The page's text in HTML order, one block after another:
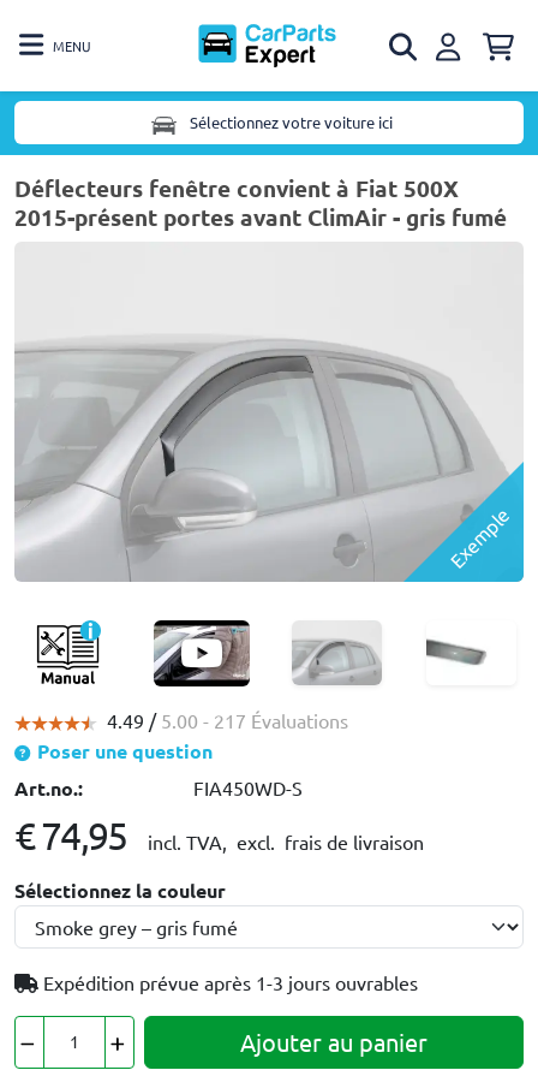
MENU
Sélectionnez votre voiture ici
Déflecteurs fenêtre convient à Fiat 500X
2015-présent portes avant ClimAir - gris fumé
Exemple
4.49 / 5.00 - 217 Évaluations
Poser une question
Art.no.:
FIA450WD-S
€ 74,95 incl. TVA, excl. frais de livraison
Sélectionnez la couleur
Expédition prévue après 1-3 jours ouvrables
Ajouter au panier